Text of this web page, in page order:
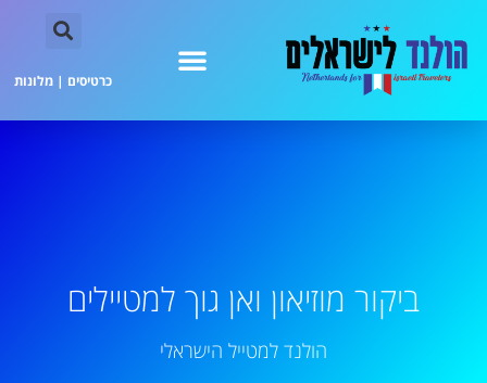
כרטיסים | מלונות
ביקור מוזיאון ואן גוך למטיילים
הולנד למטייל הישראלי